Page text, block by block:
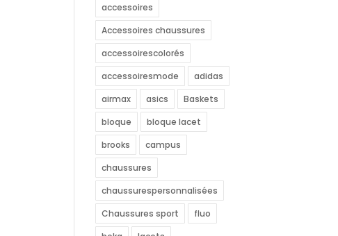
accessoires
Accessoires chaussures
accessoirescolorés
accessoiresmode
adidas
airmax
asics
Baskets
bloque
bloque lacet
brooks
campus
chaussures
chaussurespersonnalisées
Chaussures sport
fluo